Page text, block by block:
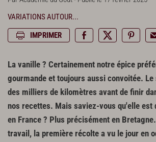
VARIATIONS AUTOUR...
IMPRIMER
La vanille ? Certainement notre épice
gourmande et toujours aussi convoitée.
des milliers de kilomètres avant de finir
nos recettes. Mais saviez-vous qu'elle est
en France ? Plus précisément en
travail, la première récolte a vu le jour en